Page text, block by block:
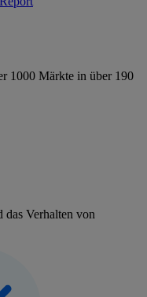
1000 Märkte in über 190
Verhalten von